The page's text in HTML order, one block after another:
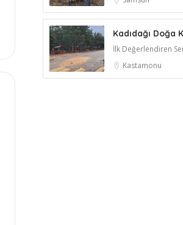
Kadıdağı Doğa
İlk Değerlendiren
Kastamonu